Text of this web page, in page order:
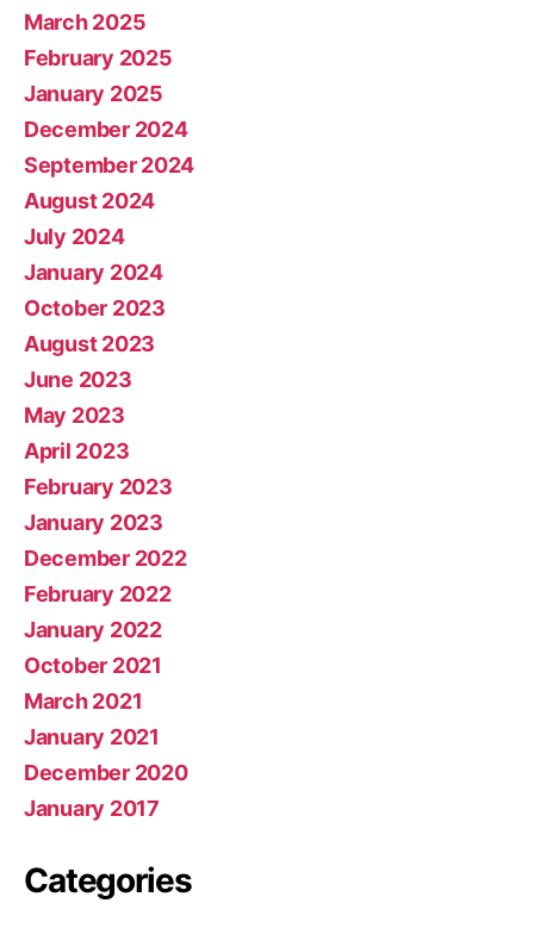
March 2025
February 2025
January 2025
December 2024
September 2024
August 2024
July 2024
January 2024
October 2023
August 2023
June 2023
May 2023
April 2023
February 2023
January 2023
December 2022
February 2022
January 2022
October 2021
March 2021
January 2021
December 2020
January 2017
Categories